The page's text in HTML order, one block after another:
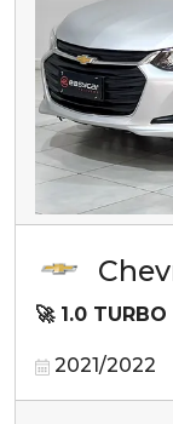
🚀 1.0
2021/2022